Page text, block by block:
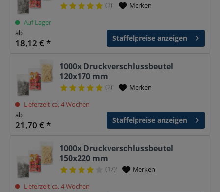
(3)¹ Merken
Auf Lager
ab
18,12 € * Staffelpreise anzeigen
1000x Druckverschlussbeutel
120x170 mm
(2)¹ Merken
Lieferzeit ca. 4 Wochen
ab
21,70 € * Staffelpreise anzeigen
1000x Druckverschlussbeutel
150x220 mm
(17)¹ Merken
Lieferzeit ca. 4 Wochen